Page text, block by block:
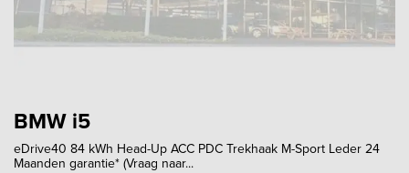
BMW i5
eDrive40 84 kWh Head-Up ACC PDC Trekhaak M-Sport Leder 24
Maanden garantie* (Vraag naar...